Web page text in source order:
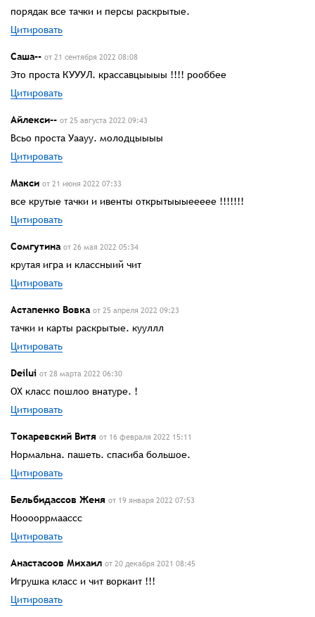
порядак все тачки и персы раскрытые.
Цитировать
Саша-- от 21 сентября 2022 08:08
Это проста КУУУЛ. крассавцыыыы !!!! рооббее
Цитировать
Айлекси-- от 25 августа 2022 09:43
Всьо проста Уаауу. молодцыыыы
Цитировать
Макси от 21 июня 2022 07:33
все крутые тачки и ивенты открытыыыеееее !!!!!!!
Цитировать
Сомгутина от 26 мая 2022 05:34
крутая игра и классныий чит
Цитировать
Астапенко Вовка от 25 апреля 2022 09:23
тачки и карты раскрытые. кууллл
Цитировать
Deilui от 28 марта 2022 06:30
ОХ класс пошлоо внатуре. !
Цитировать
Токаревский Витя от 16 февраля 2022 15:11
Нормальна. пашеть. спасиба большое.
Цитировать
Бельбидассов Женя от 19 января 2022 07:53
Нооооррмаассс
Цитировать
Анастасоов Михаил от 20 декабря 2021 08:45
Игрушка класс и чит воркаит !!!
Цитировать